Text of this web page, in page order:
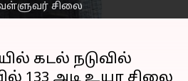
சிலை
கடல் நடுவில்